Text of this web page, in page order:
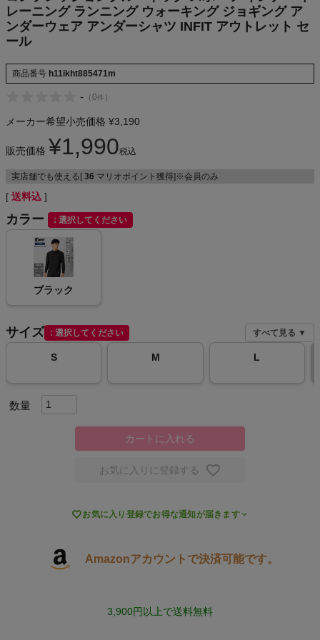
ツ INFIT アウ
トレット セー
ル
NIKE
CHUMS
HOKA
もっと見る
メンズカジュアルウェア
レディースカジュアルウェア
メンズスポーツウェア
レディーススポーツウェア
スポーツシューズ
もっと見る
レーニング ランニング ウォーキング ジョギング ア
ンダーウェア アンダーシャツ INFIT アウトレット セ
ール
商品番号 h11ikht885471m
- （0件 ）
メーカー希望小売価格 ¥3,190
販売価格 ¥1,990税込
実店舗でも使える[ 36 マリオポイント獲得]※会員のみ
送料込
カラー 選択してください
ブラック
サイズ 選択してください すべて見る ▼
S M L
カートに入れる
お気に入りに登録する
お気に入り登録でお得な通知が届きます
Amazonアカウントで決済可能です。
3,900円以上で送料無料